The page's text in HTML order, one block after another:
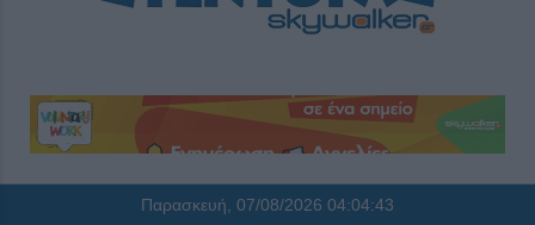
Παρασκευή, 07/08/2026 04:04:43